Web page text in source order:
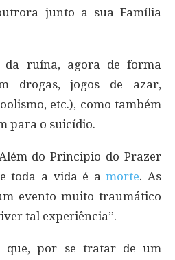
junto a sua Família
da ruína, agora de forma
drogas, jogos de azar,
etc.), como também
para o suicídio.
do Principio do Prazer
toda a vida é amorte. As
evento muito traumático
tal experiência”.
que, por se tratar de um